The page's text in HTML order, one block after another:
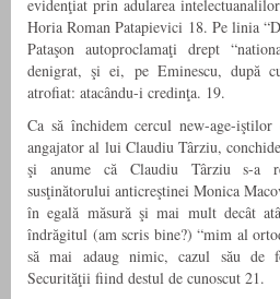
evidenţiat prin adularea
Horia Roman Patapievici 18. Pe linia
Pataşon autoproclamaţi drept
denigrat, şi ei, pe Eminescu, după
atrofiat: atacându-i credinţa. 19.
Ca să închidem cercul new-age-
angajator al lui Claudiu Târziu,
şi anume că Claudiu Târziu s-a
susţinătorului anticreştinei Monica
în egală măsură şi mai mult decât
îndrăgitul (am scris bine?) “mim al
să mai adaug nimic, cazul său de
Securităţii fiind destul de cunoscut 21.